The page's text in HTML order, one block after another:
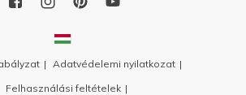
Adatvédelemi nyilatkozat
Felhasználási feltételek